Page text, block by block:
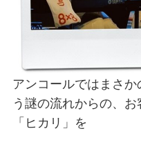
アンコールではまさ
う謎の流れからの、
「ヒカリ」を